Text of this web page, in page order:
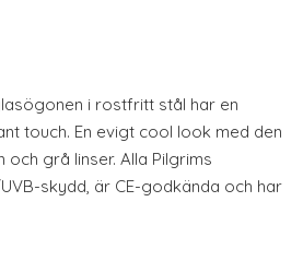
i rostfritt stål har en
touch. En evigt cool look med den
grå linser. Alla Pilgrims
skydd, är CE-godkända och har